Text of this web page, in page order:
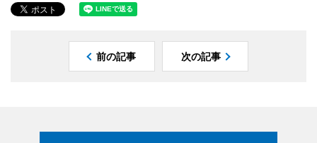
前の記事 次の記事